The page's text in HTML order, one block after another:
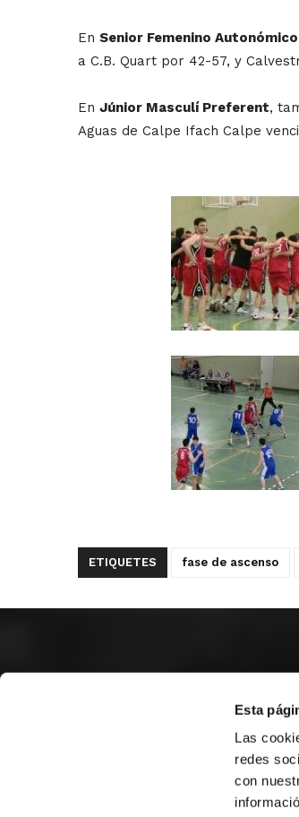
Esta
Las
redes
con
En Senior Femenino Autonómico
a C.B. Quart por 42-57, y
En Júnior Masculí Preferent,
Aguas de Calpe Ifach Calpe
ETIQUETES fase de ascenso